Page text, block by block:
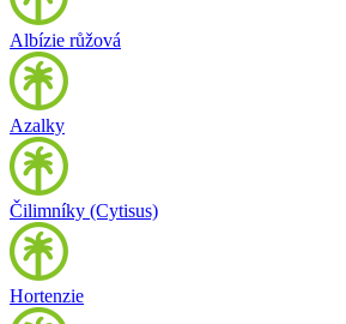
Albízie růžová
Azalky
Čilimníky (Cytisus)
Hortenzie